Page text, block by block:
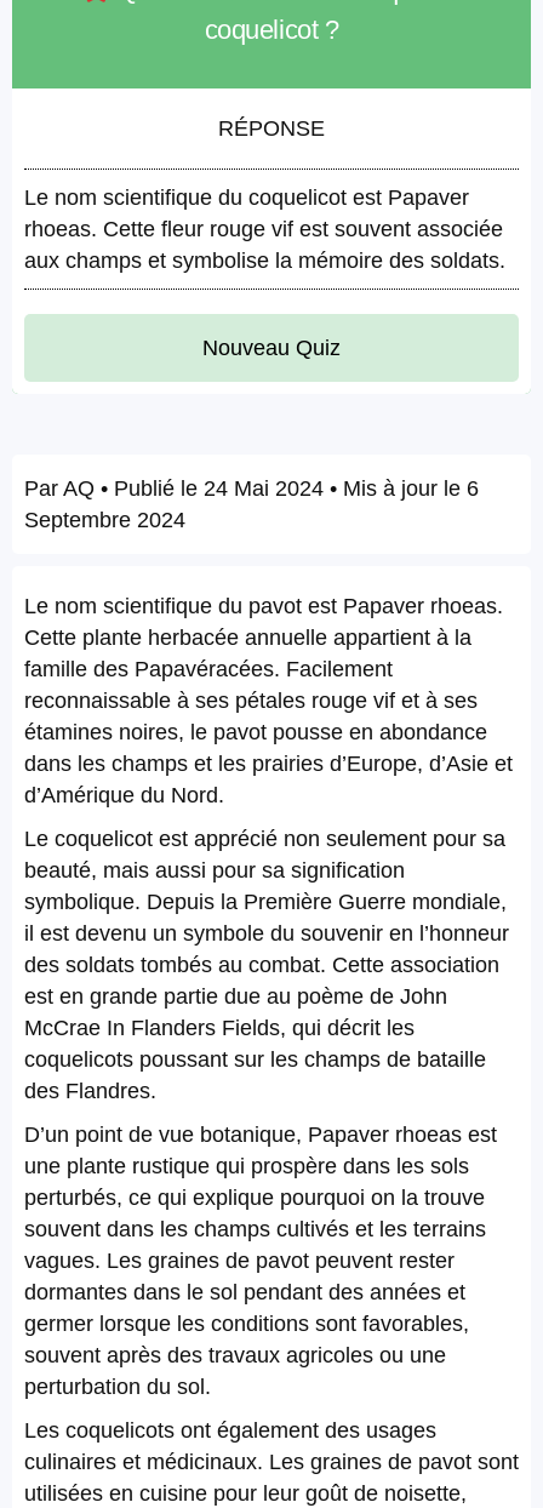
coquelicot ?
RÉPONSE
Le nom scientifique du coquelicot est Papaver
rhoeas. Cette fleur rouge vif est souvent associée
aux champs et symbolise la mémoire des soldats.
Nouveau Quiz
Par AQ • Publié le 24 Mai 2024 • Mis à jour le 6
Septembre 2024
Le nom scientifique du pavot est Papaver rhoeas.
Cette plante herbacée annuelle appartient à la
famille des Papavéracées. Facilement
reconnaissable à ses pétales rouge vif et à ses
étamines noires, le pavot pousse en abondance
dans les champs et les prairies d’Europe, d’Asie et
d’Amérique du Nord.
Le coquelicot est apprécié non seulement pour sa
beauté, mais aussi pour sa signification
symbolique. Depuis la Première Guerre mondiale,
il est devenu un symbole du souvenir en l’honneur
des soldats tombés au combat. Cette association
est en grande partie due au poème de John
McCrae In Flanders Fields, qui décrit les
coquelicots poussant sur les champs de bataille
des Flandres.
D’un point de vue botanique, Papaver rhoeas est
une plante rustique qui prospère dans les sols
perturbés, ce qui explique pourquoi on la trouve
souvent dans les champs cultivés et les terrains
vagues. Les graines de pavot peuvent rester
dormantes dans le sol pendant des années et
germer lorsque les conditions sont favorables,
souvent après des travaux agricoles ou une
perturbation du sol.
Les coquelicots ont également des usages
culinaires et médicinaux. Les graines de pavot sont
utilisées en cuisine pour leur goût de noisette,